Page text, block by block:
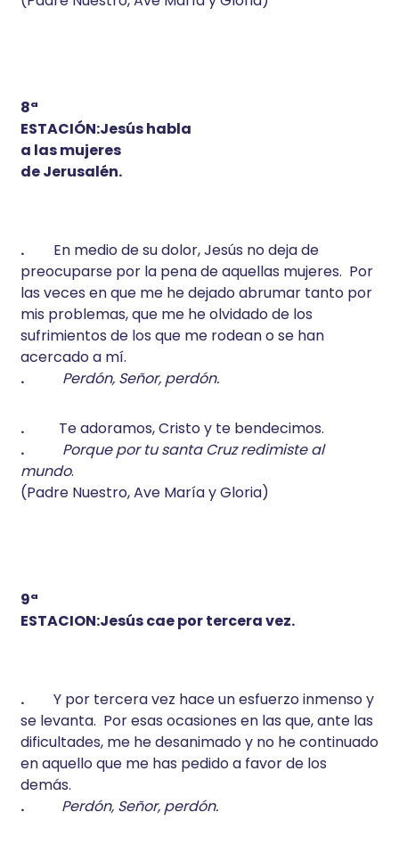
8ª
ESTACIÓN:Jesús habla
a las mujeres
de Jerusalén.
. En medio de su dolor, Jesús no deja de
preocuparse por la pena de aquellas mujeres. Por
las veces en que me he dejado abrumar tanto por
mis problemas, que me he olvidado de los
sufrimientos de los que me rodean o se han
acercado a mí.
.
Perdón, Señor, perdón.
.
Te adoramos, Cristo y te bendecimos.
.
Porque por tu santa Cruz redimiste al
mundo.
(Padre Nuestro, Ave María y Gloria)
9ª
ESTACION:Jesús cae por tercera vez.
. Y por tercera vez hace un esfuerzo inmenso y
se levanta. Por esas ocasiones en las que, ante las
dificultades, me he desanimado y no he continuado
en aquello que me has pedido a favor de los
demás.
.
Perdón, Señor, perdón.